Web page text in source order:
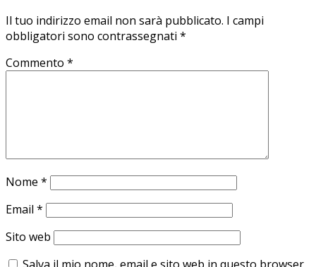
Il tuo indirizzo email non sarà pubblicato. I campi
obbligatori sono contrassegnati *
Commento *
Nome *
Email *
Sito web